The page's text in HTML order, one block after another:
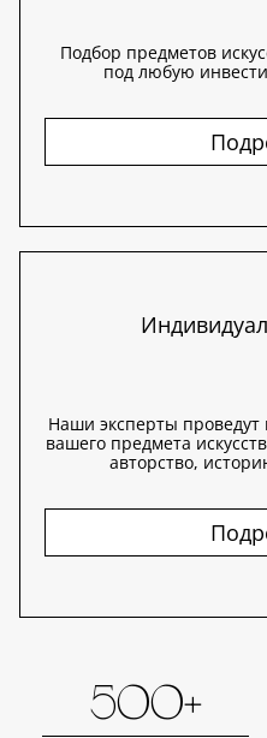
Подбор предметов
под любую
Наши эксперты
вашего предмета
авторство,
500+